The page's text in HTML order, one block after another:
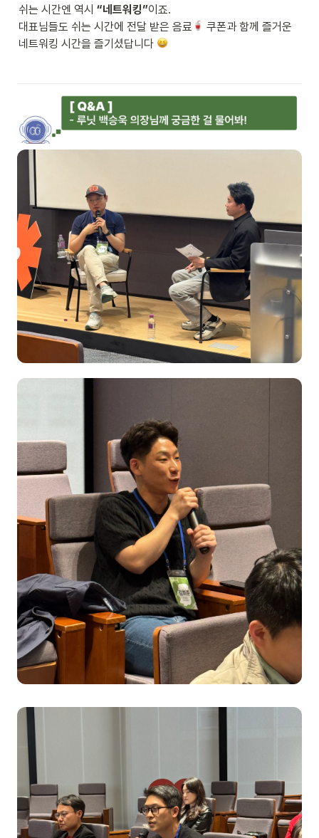
쉬는 시간엔 역시 “네트워킹”이죠.
대표님들도 쉬는 시간에 전달 받은 음료
쿠폰과 함께 즐거운
네트워킹 시간을 즐기셨답니다